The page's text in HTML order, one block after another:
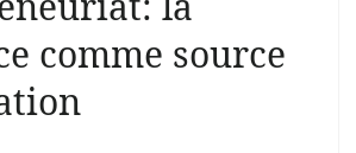
comme source